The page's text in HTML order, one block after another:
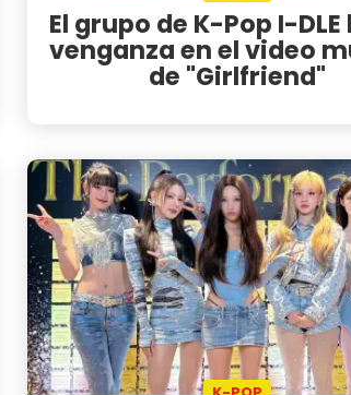
El grupo de K-Pop I-
venganza en el video
de "Girlfriend"